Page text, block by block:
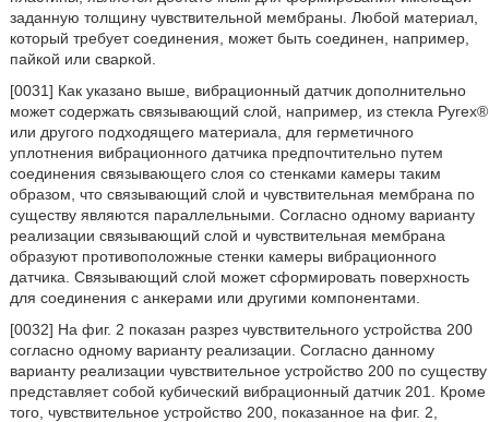
заданную толщину чувствительной мембраны. Любой материал,
который требует соединения, может быть соединен, например,
пайкой или сваркой.
[0031] Как указано выше, вибрационный датчик дополнительно
может содержать связывающий слой, например, из стекла Рyrех®
или другого подходящего материала, для герметичного
уплотнения вибрационного датчика предпочтительно путем
соединения связывающего слоя со стенками камеры таким
образом, что связывающий слой и чувствительная мембрана по
существу являются параллельными. Согласно одному варианту
реализации связывающий слой и чувствительная мембрана
образуют противоположные стенки камеры вибрационного
датчика. Связывающий слой может сформировать поверхность
для соединения с анкерами или другими компонентами.
[0032] На фиг. 2 показан разрез чувствительного устройства 200
согласно одному варианту реализации. Согласно данному
варианту реализации чувствительное устройство 200 по существу
представляет собой кубический вибрационный датчик 201. Кроме
того, чувствительное устройство 200, показанное на фиг. 2,